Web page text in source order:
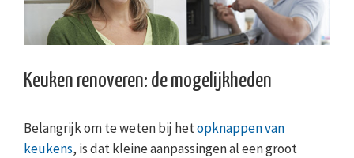
Keuken renoveren: de mogelijkheden
Belangrijk om te weten bij hetopknappen van
keukens, is dat kleine aanpassingen al een groot